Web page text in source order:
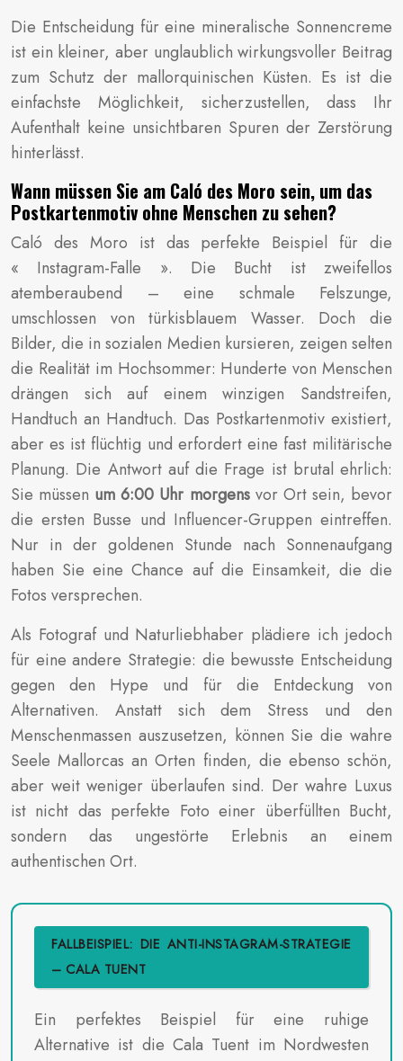
Die Entscheidung für eine mineralische Sonnencreme
ist ein kleiner, aber unglaublich wirkungsvoller Beitrag
zum Schutz der mallorquinischen Küsten. Es ist die
einfachste Möglichkeit, sicherzustellen, dass Ihr
Aufenthalt keine unsichtbaren Spuren der Zerstörung
hinterlässt.
Wann müssen Sie am Caló des Moro sein, um das
Postkartenmotiv ohne Menschen zu sehen?
Caló des Moro ist das perfekte Beispiel für die
« Instagram-Falle ». Die Bucht ist zweifellos
atemberaubend – eine schmale Felszunge,
umschlossen von türkisblauem Wasser. Doch die
Bilder, die in sozialen Medien kursieren, zeigen selten
die Realität im Hochsommer: Hunderte von Menschen
drängen sich auf einem winzigen Sandstreifen,
Handtuch an Handtuch. Das Postkartenmotiv existiert,
aber es ist flüchtig und erfordert eine fast militärische
Planung. Die Antwort auf die Frage ist brutal ehrlich:
Sie müssen um 6:00 Uhr morgensvor Ort sein, bevor
die ersten Busse und Influencer-Gruppen eintreffen.
Nur in der goldenen Stunde nach Sonnenaufgang
haben Sie eine Chance auf die Einsamkeit, die die
Fotos versprechen.
Als Fotograf und Naturliebhaber plädiere ich jedoch
für eine andere Strategie: die bewusste Entscheidung
gegen den Hype und für die Entdeckung von
Alternativen. Anstatt sich dem Stress und den
Menschenmassen auszusetzen, können Sie die wahre
Seele Mallorcas an Orten finden, die ebenso schön,
aber weit weniger überlaufen sind. Der wahre Luxus
ist nicht das perfekte Foto einer überfüllten Bucht,
sondern das ungestörte Erlebnis an einem
authentischen Ort.
FALLBEISPIEL: DIE ANTI-INSTAGRAM-STRATEGIE
– CALA TUENT
Ein perfektes Beispiel für eine ruhige
Alternative ist die Cala Tuent im Nordwesten